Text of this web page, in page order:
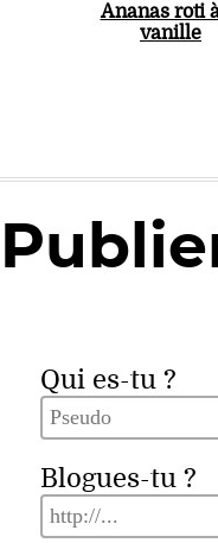
Ananas roti
vanille
Qui es-tu ?
Blogues-tu ?